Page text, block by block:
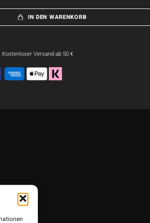
IN DEN WARENKORB
Kostenloser Versand ab 50 €
das
van
durch